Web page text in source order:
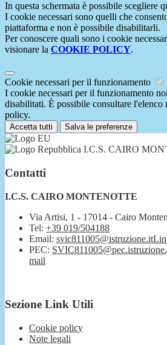
In questa schermata è possibile scegliere
I cookie necessari sono quelli che
piattaforma e non è possibile disabilitarli.
Per conoscere quali sono i cookie
visionare la COOKIE POLICY.
Cookie necessari per il funzionamento
I cookie necessari per il funzionamento
disabilitati. È possibile consultare l'elenco
policy.
Accetta tutti Salva le preferenze
I.C.S. CAIRO
Contatti
I.C.S. CAIRO MONTENOTTE
Via Artisi, 1 - 17014 - Cairo
Tel: +39 019/504188
Email: svic811005@istruzione.it
PEC:
mail
Sezione Link Utili
Cookie policy
Note legali